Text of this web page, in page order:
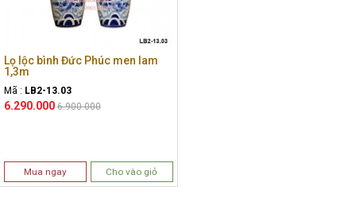
Lọ lộc bình Đức Phúc men lam
1,3m
Mã : LB2-13.03
6.290.000 6.900.000
Mua ngay Cho vào giỏ